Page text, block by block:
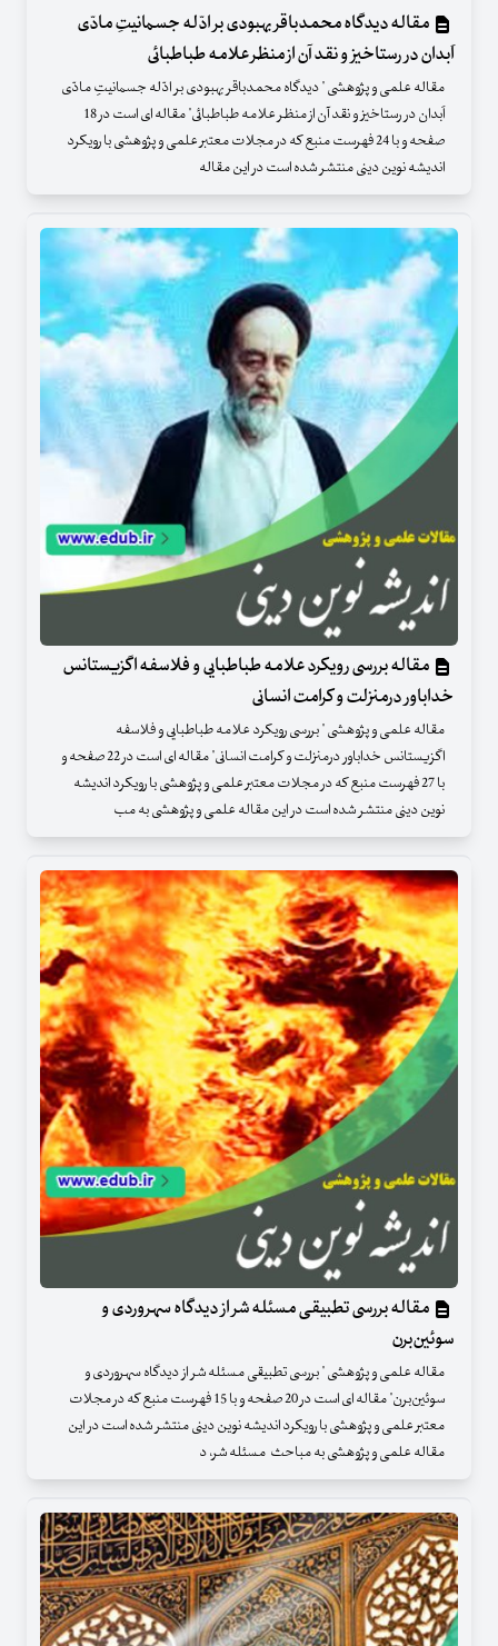
مقاله دیدگاه محمدباقر بهبودی بر ادّله جسمانیتِ مادّی
اَبدان در رستاخیز و نقد آن از منظر علامه طباطبائی
مقاله علمی و پژوهشی " دیدگاه محمدباقر بهبودی بر ادّله جسمانیتِ مادّی
اَبدان در رستاخیز و نقد آن از منظر علامه طباطبائی" مقاله ای است در 18
صفحه و با 24 فهرست منبع که در مجلات معتبر علمی و پژوهشی با رویکرد
اندیشه نوین دینی منتشر شده است در این مقاله
مقاله بررسی رویکرد علامه طباطبایی و فلاسفه اگزیستانس
خداباور درمنزلت و کرامت انسانی
مقاله علمی و پژوهشی " بررسی رویکرد علامه طباطبایی و فلاسفه
اگزیستانس خداباور درمنزلت و کرامت انسانی" مقاله ای است در 22 صفحه و
با 27 فهرست منبع که در مجلات معتبر علمی و پژوهشی با رویکرد اندیشه
نوین دینی منتشر شده است در این مقاله علمی و پژوهشی به مب
مقاله بررسی تطبیقی مسئله شر از دیدگاه سهروردی و
سوئین‌برن
مقاله علمی و پژوهشی " بررسی تطبیقی مسئله شر از دیدگاه سهروردی و
سوئین‌برن" مقاله ای است در 20 صفحه و با 15 فهرست منبع که در مجلات
معتبر علمی و پژوهشی با رویکرد اندیشه نوین دینی منتشر شده است در این
مقاله علمی و پژوهشی به مباحث مسئله شر، د